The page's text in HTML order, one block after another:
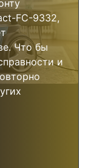
FC-9332,
Что бы
и